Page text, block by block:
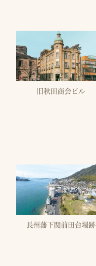
旧秋田商会ビル
長州藩下関前田台場跡